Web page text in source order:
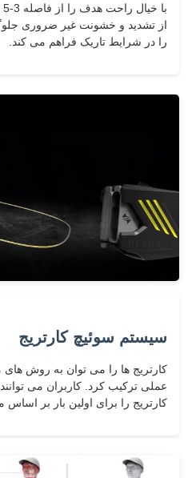
از تشدید و خشونت غیر ضروری
را در شرایط تاریک فراهم می کند.
سیستم سوئیچ کارتریج
کارتریج ها را می توان به روش های
عملی ترکیب کرد. کاربران می توانند
کارتریج را برای اولین بار بر